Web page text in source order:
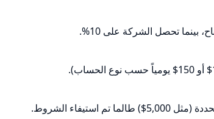
بينما تحصل الشركة على 10%.